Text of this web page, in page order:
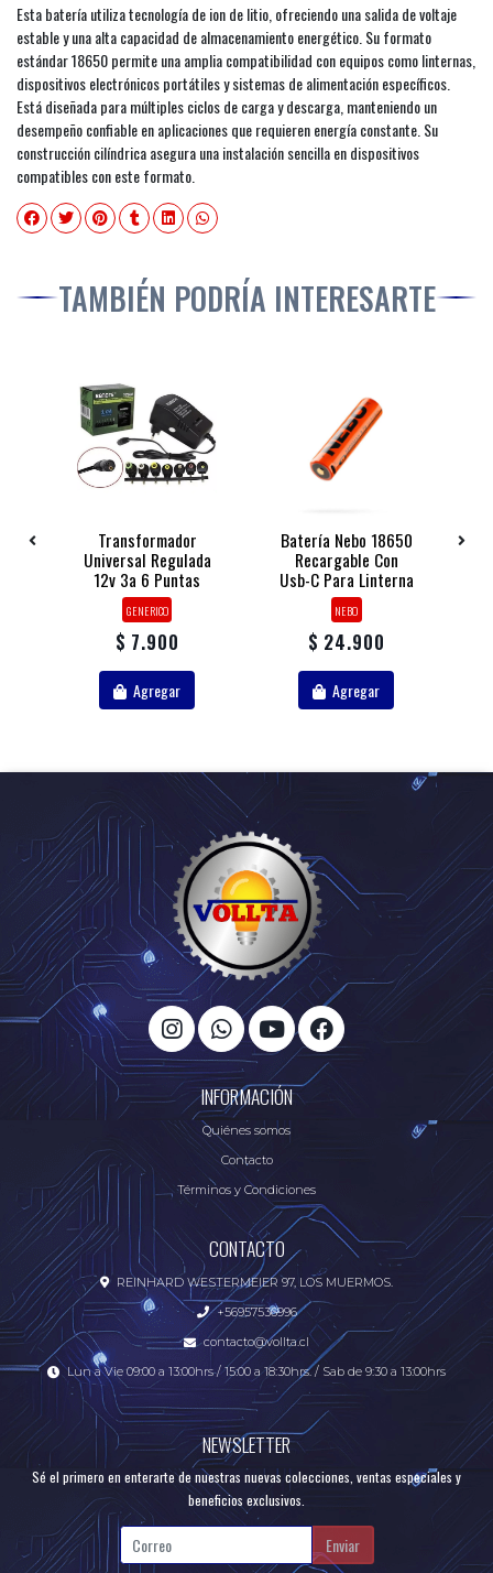
Esta batería utiliza tecnología de ion de litio, ofreciendo una salida de voltaje
estable y una alta capacidad de almacenamiento energético. Su formato
estándar 18650 permite una amplia compatibilidad con equipos como linternas,
dispositivos electrónicos portátiles y sistemas de alimentación específicos.
Está diseñada para múltiples ciclos de carga y descarga, manteniendo un
desempeño confiable en aplicaciones que requieren energía constante. Su
construcción cilíndrica asegura una instalación sencilla en dispositivos
compatibles con este formato.
TAMBIÉN PODRÍA INTERESARTE
Transformador
Universal Regulada
12v 3a 6 Puntas
GENERICO
$ 7.900
Agregar
Batería Nebo 18650
Recargable Con
Usb-C Para Linterna
NEBO
$ 24.900
Agregar
INFORMACIÓN
Quiénes somos
Contacto
Términos y Condiciones
CONTACTO
REINHARD WESTERMEIER 97, LOS MUERMOS.
+56957536996
contacto@vollta.cl
Lun a Vie 09:00 a 13:00hrs / 15:00 a 18:30hrs. / Sab de 9:30 a 13:00hrs
NEWSLETTER
Sé el primero en enterarte de nuestras nuevas colecciones, ventas especiales y
beneficios exclusivos.
Enviar